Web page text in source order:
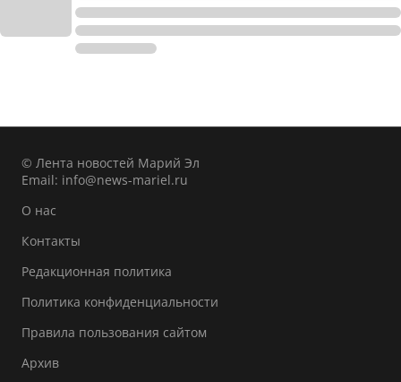
© Лента новостей Марий Эл
Email: info@news-mariel.ru
О нас
Контакты
Редакционная политика
Политика конфиденциальности
Правила пользования сайтом
Архив